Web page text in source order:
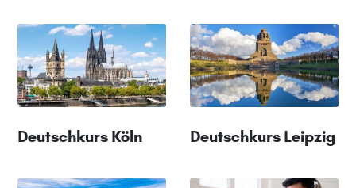
Deutschkurs Köln Deutschkurs Leipzig